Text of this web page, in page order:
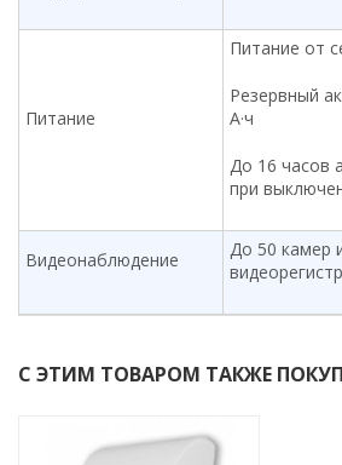
Питание
Питание от
Резервный
А·ч
До 16 часов
при
Видеонаблюдение
До 50 камер
С ЭТИМ ТОВАРОМ ТАКЖЕ